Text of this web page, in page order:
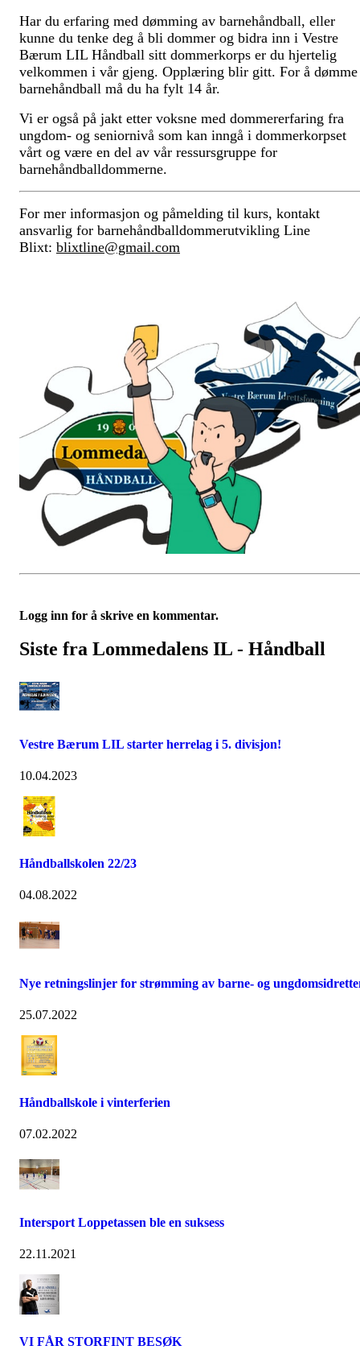
Har du erfaring med dømming av barnehåndball, eller
kunne du tenke deg å bli dommer og bidra inn i Vestre
Bærum LIL Håndball sitt dommerkorps er du hjertelig
velkommen i vår gjeng. Opplæring blir gitt. For å dømme
barnehåndball må du ha fylt 14 år.
Vi er også på jakt etter voksne med dommererfaring fra
ungdom- og seniornivå som kan inngå i dommerkorpset
vårt og være en del av vår ressursgruppe for
barnehåndballdommerne.
For mer informasjon og påmelding til kurs, kontakt
ansvarlig for barnehåndballdommerutvikling Line
Blixt: blixtline@gmail.com
Logg inn for å skrive en kommentar.
Siste fra Lommedalens IL - Håndball
Vestre Bærum LIL starter herrelag i 5. divisjon!
10.04.2023
Håndballskolen 22/23
04.08.2022
Nye retningslinjer for strømming av barne- og
25.07.2022
Håndballskole i vinterferien
07.02.2022
Intersport Loppetassen ble en suksess
22.11.2021
VI FÅR STORFINT BESØK